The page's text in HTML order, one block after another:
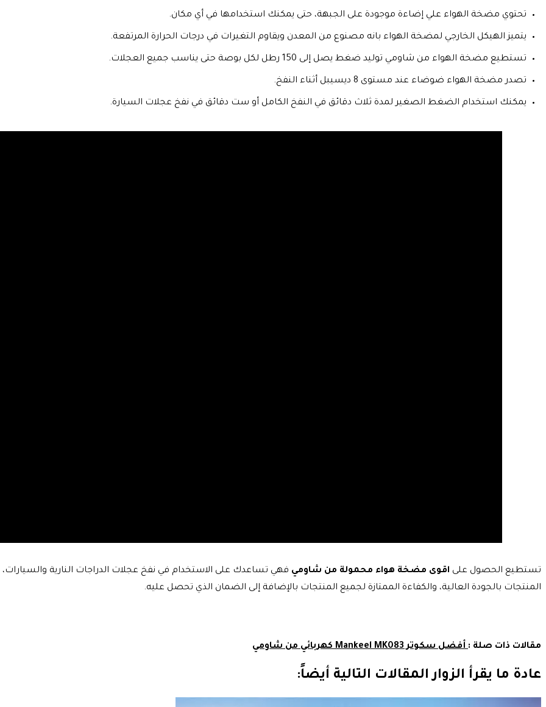
تحتوي مضخة الهواء علي إضاءة موجودة على الجبهة، حتى يمكنك استخدامها في أي مكان.
يتميز الهيكل الخارجي لمضخة الهواء بانه مصنوع من المعدن ويقاوم التغيرات في درجات الحرارة المرتفعة.
تستطيع مضخة الهواء من شاومي توليد ضغط يصل إلى 150 رطل لكل بوصة حتى يناسب جميع العجلات.
تصدر مضخة الهواء ضوضاء عند مستوى 8 ديسيبل أثناء النفخ.
يمكنك استخدام الضغط الصغير لمدة ثلاث دقائق في النفخ الكامل أو ست دقائق في نفخ عجلات السيارة.
تستطيع الحصول على اقوى مضخة هواء محمولة من شاومي
المنتجات بالجودة العالية، والكفاءة الممتازة لجميع المنتجات بالإضافة إلى الضمان الذي تحصل عليه.
مقالات ذات صلة :أفضل سكوتر Mankeel MK083 كهربائي من شاومي
عادة ما يقرأ الزوار المقالات التالية أيضاً: